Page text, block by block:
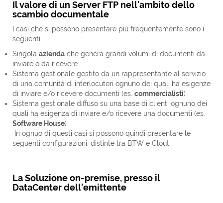
Il valore di un Server FTP nell'ambito dello
scambio documentale
I casi che si possono presentare più frequentemente sono i
seguenti:
Singola azienda che genera grandi volumi di documenti da
inviare o da ricevere
Sistema gestionale gestito da un rappresentante al servizio
di una comunità di interlocutori ognuno dei quali ha esigenze
di inviare e/o ricevere documenti (es. commercialisti)
Sistema gestionale diffuso su una base di clienti ognuno dei
quali ha esigenza di inviare e/o ricevere una documenti (es.
Software House)
In ognuo di questi casi si possono quindi presentare le
seguenti configurazioni, distinte tra BTW e Clout.
La Soluzione on-premise, presso il
DataCenter dell'emittente